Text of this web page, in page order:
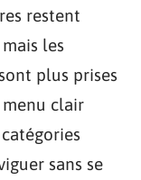
restent
les
plus prises
menu clair
sans se